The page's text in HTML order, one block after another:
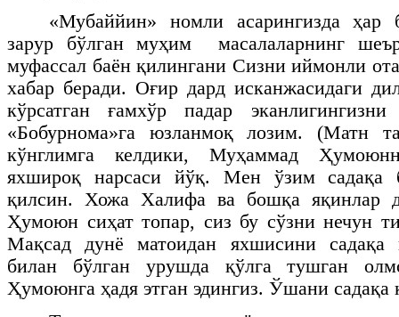
«Мубаййин» номли асарингизда ҳар
зарур бўлган муҳим масалаларнинг
муфассал баён қилингани Сизни иймонли
хабар беради. Оғир дард исканжасидаги
кўрсатган ғамхўр падар
«Бобурнома»га юзланмоқ лозим. (Матн
кўнглимга келдики, Муҳаммад
яхшироқ нарсаси йўқ. Мен ўзим садақа
қилсин. Хожа Халифа ва бошқа яқинлар
Ҳумоюн сиҳат топар, сиз бу сўзни нечун
Мақсад дунё матоидан яхшисини садақа
билан бўлган урушда қўлга тушган
Ҳумоюнга ҳадя этган эдингиз. Ўшани садақа